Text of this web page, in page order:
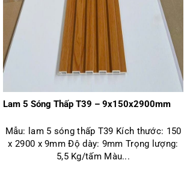
Lam 5 Sóng Thấp T39 – 9x150x2900mm
Mẫu: lam 5 sóng thấp T39 Kích thước: 150
x 2900 x 9mm Độ dày: 9mm Trọng lượng:
5,5 Kg/tấm Màu...